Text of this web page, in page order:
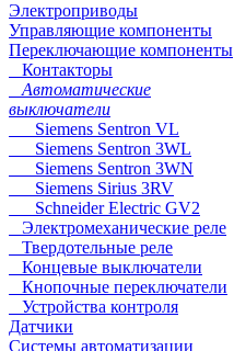
Электроприводы
Управляющие компоненты
Переключающие компоненты
Контакторы
Автоматические
выключатели
Siemens Sentron VL
Siemens Sentron 3WL
Siemens Sentron 3WN
Siemens Sirius 3RV
Schneider Electric GV2
Электромеханические реле
Твердотельные реле
Концевые выключатели
Кнопочные переключатели
Устройства контроля
Датчики
Системы автоматизации